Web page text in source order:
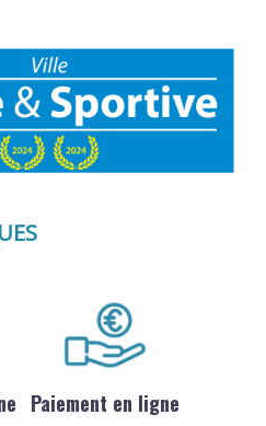
Paiement en ligne